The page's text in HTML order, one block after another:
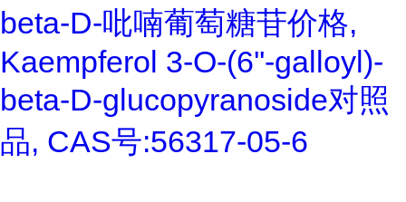
beta-D-吡喃葡萄糖苷价格,
Kaempferol 3-O-(6''-galloyl)-
beta-D-glucopyranoside对照
品, CAS号:56317-05-6